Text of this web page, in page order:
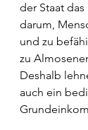
der Staat
darum,
und zu
zu
Deshalb
auch ein